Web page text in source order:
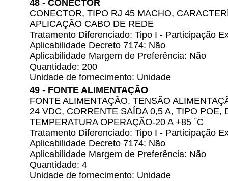
48 - CONECTOR
CONECTOR, TIPO RJ 45 MACHO,
APLICAÇÃO CABO DE REDE
Tratamento Diferenciado: Tipo I - Participação
Aplicabilidade Decreto 7174: Não
Aplicabilidade Margem de Preferência: Não
Quantidade: 200
Unidade de fornecimento: Unidade
49 - FONTE ALIMENTAÇÃO
FONTE ALIMENTAÇÃO, TENSÃO
24 VDC, CORRENTE SAÍDA 0,5 A, TIPO POE,
TEMPERATURA OPERAÇÃO-20 A +85 ¨C
Tratamento Diferenciado: Tipo I - Participação
Aplicabilidade Decreto 7174: Não
Aplicabilidade Margem de Preferência: Não
Quantidade: 4
Unidade de fornecimento: Unidade